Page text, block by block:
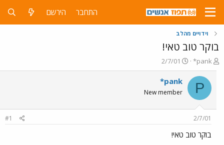
התחבר הירשם
וידויים מהלב
בוקר טוב טאי!
פ
ו
ת
ח
ה
ש
א
*pank
פ
ו
ר
ם
ר
2/7/01
P
*pank
New member
2/7/01
#1
בוקר טוב טאי!